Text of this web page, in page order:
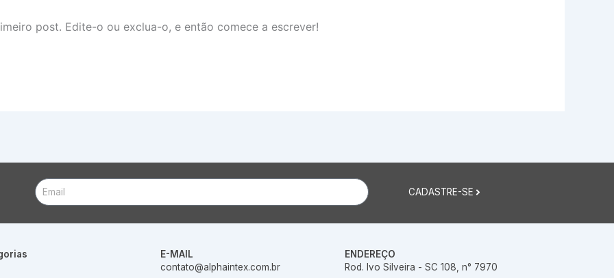
post. Edite-o ou exclua-o, e então comece a escrever!
Email CADASTRE-SE
E-MAIL
contato@alphaintex.com.br
ENDEREÇO
Rod. Ivo Silveira - SC 108, n° 7970